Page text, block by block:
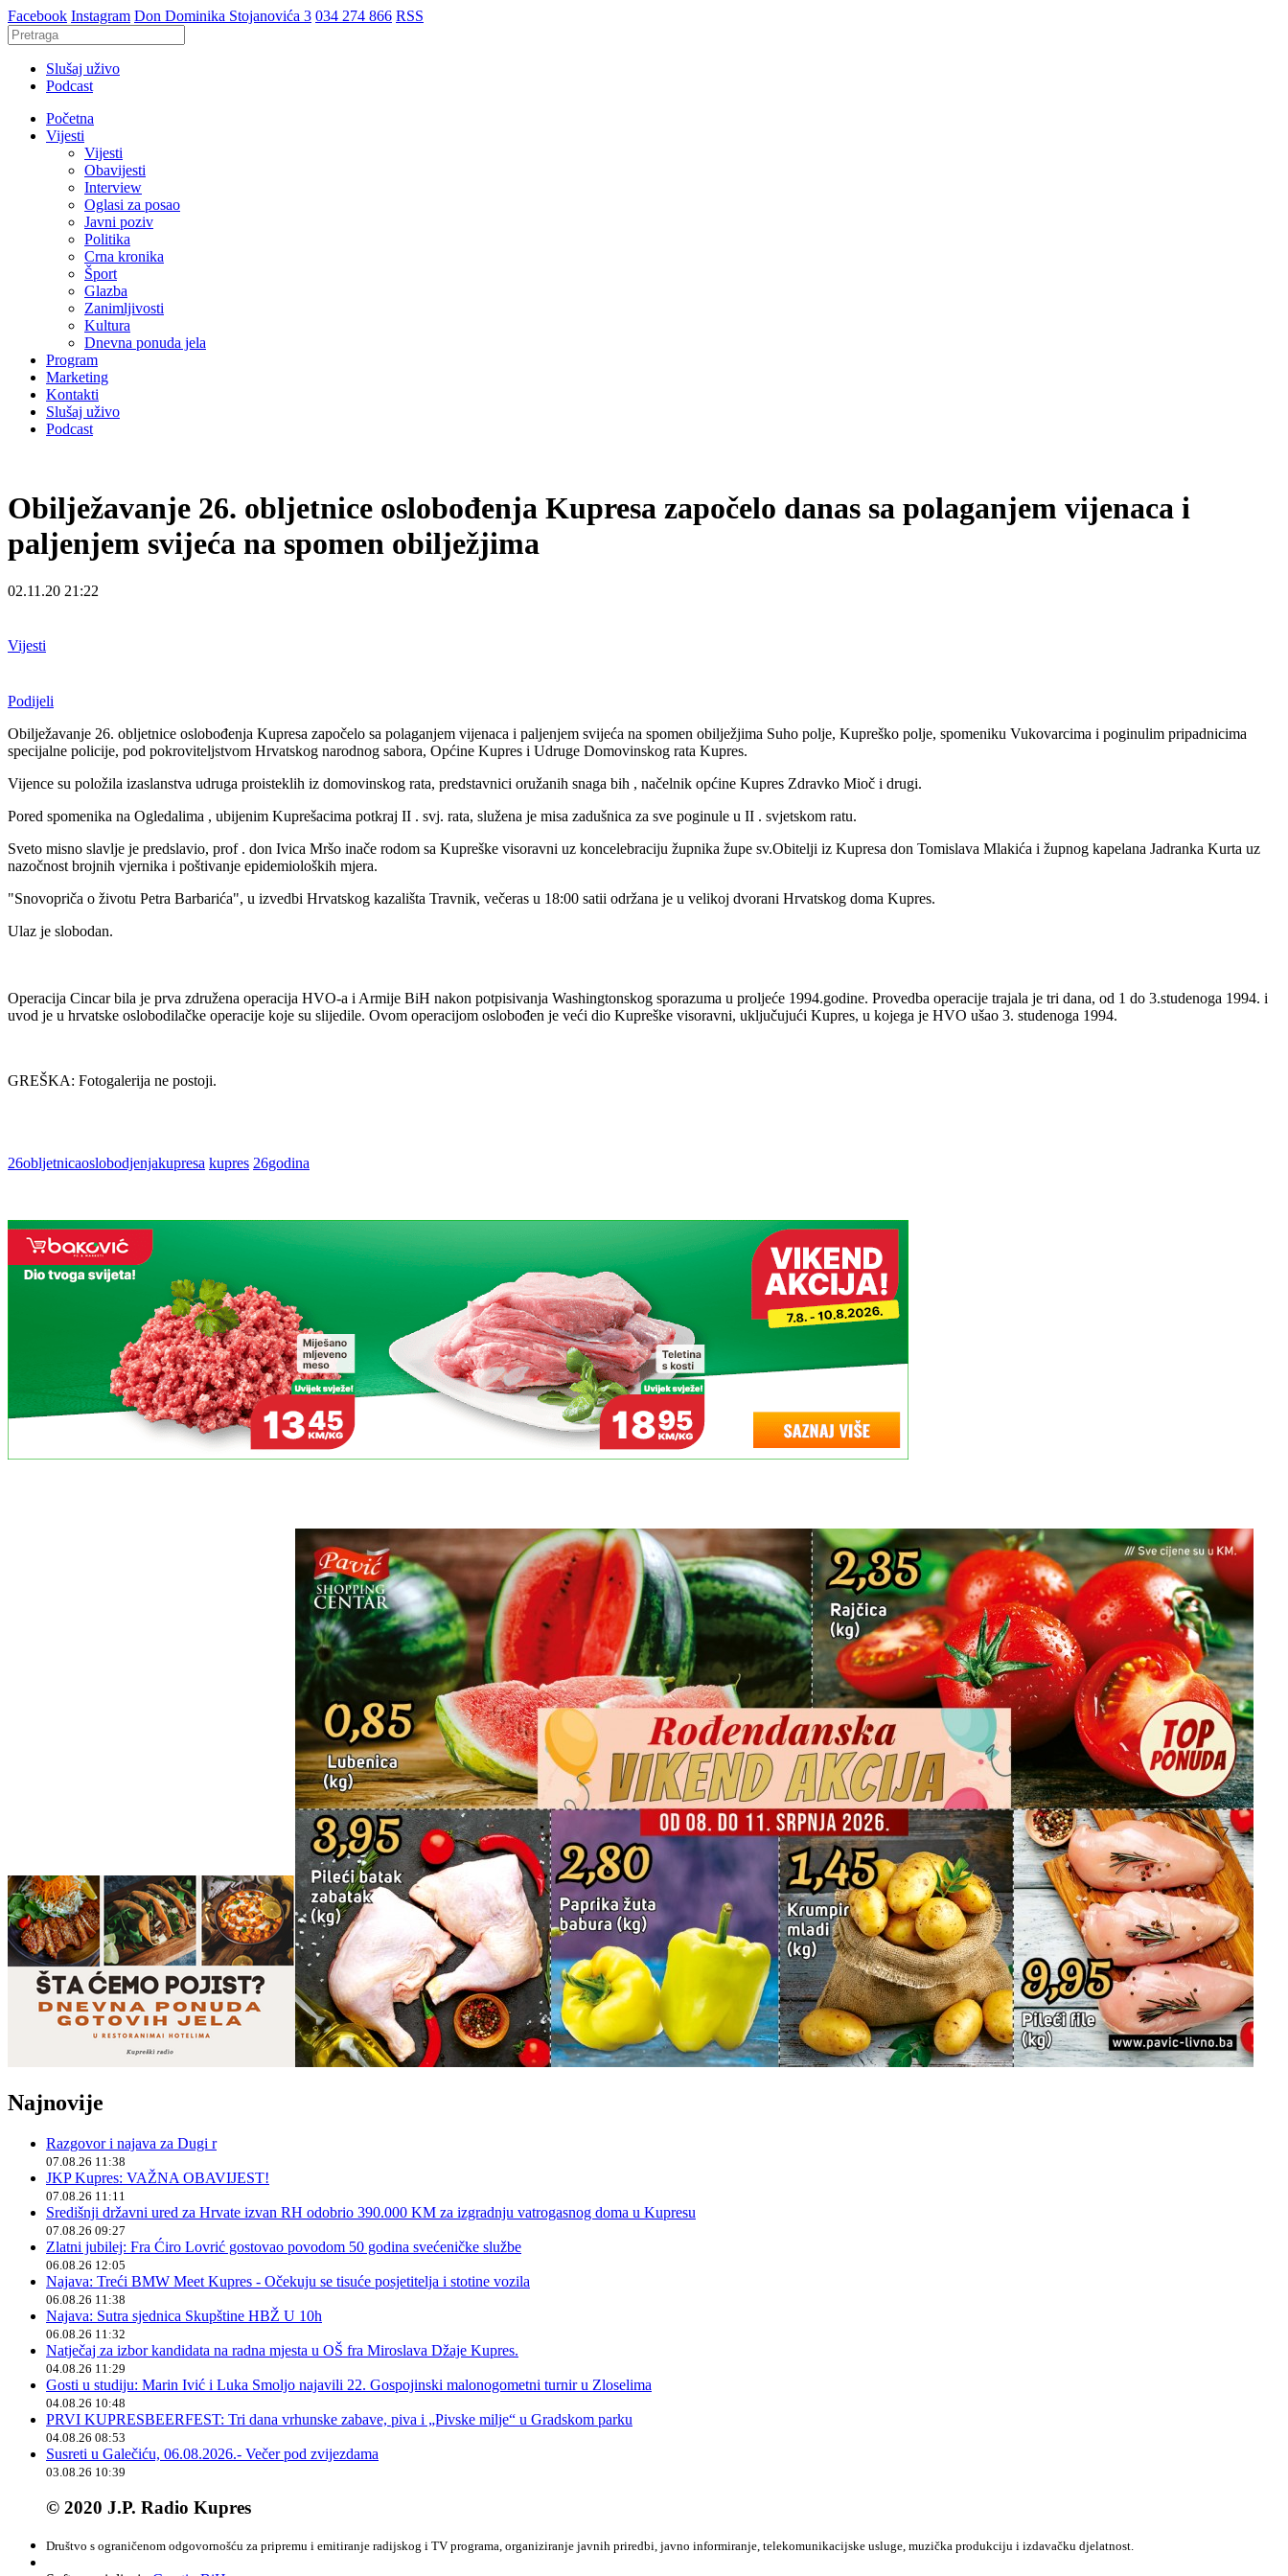
Facebook Instagram Don Dominika Stojanovića 3 034 274 866 RSS
Slušaj uživo
Podcast
Početna
Vijesti
Vijesti
Obavijesti
Interview
Oglasi za posao
Javni poziv
Politika
Crna kronika
Šport
Glazba
Zanimljivosti
Kultura
Dnevna ponuda jela
Program
Marketing
Kontakti
Slušaj uživo
Podcast
Obilježavanje 26. obljetnice oslobođenja Kupresa započelo danas sa polaganjem vijenaca i
paljenjem svijeća na spomen obilježjima
02.11.20 21:22
Vijesti
Podijeli
Obilježavanje 26. obljetnice oslobođenja Kupresa započelo sa polaganjem vijenaca i paljenjem svijeća na spomen obilježjima Suho polje, Kupreško polje, spomeniku Vukovarcima i poginulim pripadnicima
specijalne policije, pod pokroviteljstvom Hrvatskog narodnog sabora, Općine Kupres i Udruge Domovinskog rata Kupres.
Vijence su položila izaslanstva udruga proisteklih iz domovinskog rata, predstavnici oružanih snaga bih , načelnik općine Kupres Zdravko Mioč i drugi.
Pored spomenika na Ogledalima , ubijenim Kuprešacima potkraj II . svj. rata, služena je misa zadušnica za sve poginule u II . svjetskom ratu.
Sveto misno slavlje je predslavio, prof . don Ivica Mršo inače rodom sa Kupreške visoravni uz koncelebraciju župnika župe sv.Obitelji iz Kupresa don Tomislava Mlakića i župnog kapelana Jadranka Kurta uz
nazočnost brojnih vjernika i poštivanje epidemioloških mjera.
"Snovopriča o životu Petra Barbarića", u izvedbi Hrvatskog kazališta Travnik, večeras u 18:00 satii održana je u velikoj dvorani Hrvatskog doma Kupres.
Ulaz je slobodan.
Operacija Cincar bila je prva združena operacija HVO-a i Armije BiH nakon potpisivanja Washingtonskog sporazuma u proljeće 1994.godine. Provedba operacije trajala je tri dana, od 1 do 3.studenoga 1994. i
uvod je u hrvatske oslobodilačke operacije koje su slijedile. Ovom operacijom oslobođen je veći dio Kupreške visoravni, uključujući Kupres, u kojega je HVO ušao 3. studenoga 1994.
GREŠKA: Fotogalerija ne postoji.
26obljetnicaoslobodjenjakupresa kupres 26godina
Najnovije
Razgovor i najava za Dugi r
07.08.26 11:38
JKP Kupres: VAŽNA OBAVIJEST!
07.08.26 11:11
Središnji državni ured za Hrvate izvan RH odobrio 390.000 KM za izgradnju vatrogasnog doma u Kupresu
07.08.26 09:27
Zlatni jubilej: Fra Ćiro Lovrić gostovao povodom 50 godina svećeničke službe
06.08.26 12:05
Najava: Treći BMW Meet Kupres - Očekuju se tisuće posjetitelja i stotine vozila
06.08.26 11:38
Najava: Sutra sjednica Skupštine HBŽ U 10h
06.08.26 11:32
Natječaj za izbor kandidata na radna mjesta u OŠ fra Miroslava Džaje Kupres.
04.08.26 11:29
Gosti u studiju: Marin Ivić i Luka Smoljo najavili 22. Gospojinski malonogometni turnir u Zloselima
04.08.26 10:48
PRVI KUPRESBEERFEST: Tri dana vrhunske zabave, piva i „Pivske milje“ u Gradskom parku
04.08.26 08:53
Susreti u Galečiću, 06.08.2026.- Večer pod zvijezdama
03.08.26 10:39
© 2020 J.P. Radio Kupres
Društvo s ograničenom odgovornošću za pripremu i emitiranje radijskog i TV programa, organiziranje javnih priredbi, javno informiranje, telekomunikacijske usluge, muzička produkciju i izdavačku djelatnost.